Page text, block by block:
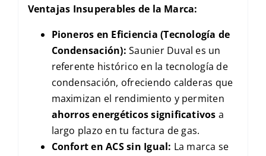
Ventajas Insuperables de la Marca:
Pioneros en Eficiencia (Tecnología de
Condensación): Saunier Duval es un
referente histórico en la tecnología de
condensación, ofreciendo calderas que
maximizan el rendimiento y permiten
ahorros energéticos significativos a
largo plazo en tu factura de gas.
Confort en ACS sin Igual: La marca se